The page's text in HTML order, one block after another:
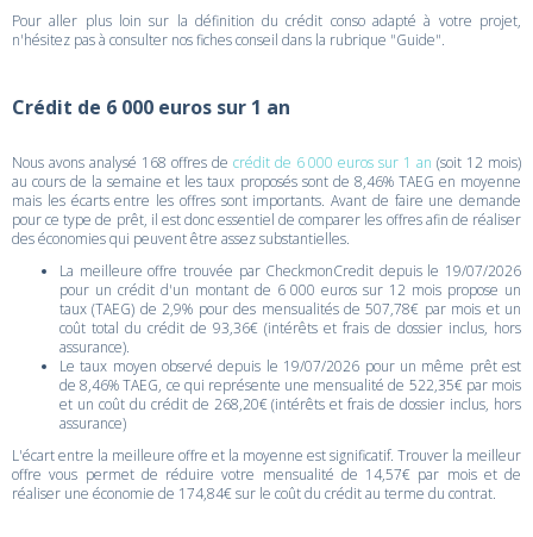
Pour aller plus loin sur la définition du crédit conso adapté à votre projet,
n'hésitez pas à consulter nos fiches conseil dans la rubrique "Guide".
Crédit de 6 000 euros sur 1 an
Nous avons analysé 168 offres de crédit de 6 000 euros sur 1 an(soit 12 mois)
au cours de la semaine et les taux proposés sont de 8,46% TAEG en moyenne
mais les écarts entre les offres sont importants. Avant de faire une demande
pour ce type de prêt, il est donc essentiel de comparer les offres afin de réaliser
des économies qui peuvent être assez substantielles.
La meilleure offre trouvée par CheckmonCredit depuis le 19/07/2026
pour un crédit d'un montant de 6 000 euros sur 12 mois propose un
taux (TAEG) de 2,9% pour des mensualités de 507,78€ par mois et un
coût total du crédit de 93,36€ (intérêts et frais de dossier inclus, hors
assurance).
Le taux moyen observé depuis le 19/07/2026 pour un même prêt est
de 8,46% TAEG, ce qui représente une mensualité de 522,35€ par mois
et un coût du crédit de 268,20€ (intérêts et frais de dossier inclus, hors
assurance)
L'écart entre la meilleure offre et la moyenne est significatif. Trouver la meilleur
offre vous permet de réduire votre mensualité de 14,57€ par mois et de
réaliser une économie de 174,84€ sur le coût du crédit au terme du contrat.